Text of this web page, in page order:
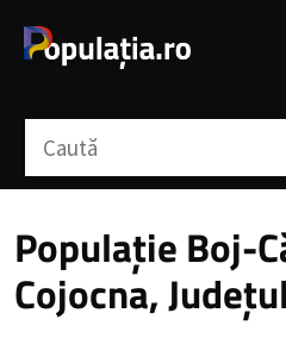
Populație Boj-
Cojocna,